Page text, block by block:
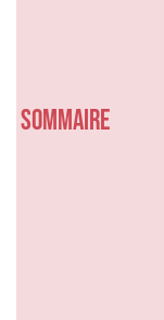
Sommaire